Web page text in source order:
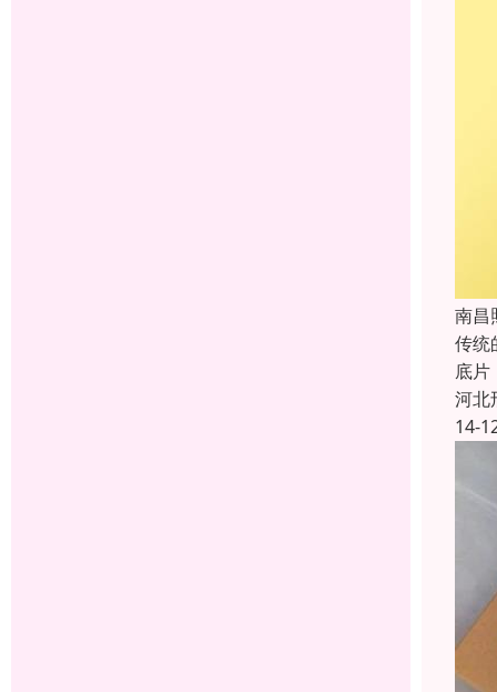
南昌
传统
底片
河北
14-